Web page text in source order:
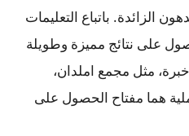
الزائدة. باتباع التعليمات
على نتائج مميزة وطويلة
مثل مجمع املدان،
هما مفتاح الحصول على